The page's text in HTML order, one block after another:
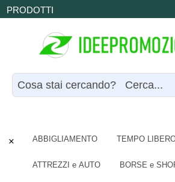
× ABBIGLIAMENTO TEMPO
ATTREZZI e AUTO BORSE e
PRODOTTI